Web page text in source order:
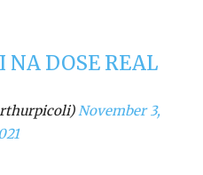
NA DOSE REAL
November 3,